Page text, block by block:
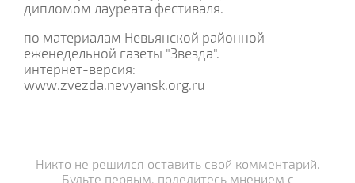
дипломом лауреата фестиваля.
по материалам Невьянской районной
еженедельной газеты "Звезда".
интернет-версия:
www.zvezda.nevyansk.org.ru
Никто не решился оставить свой комментарий.
Будьте первым, поделитесь мнением с